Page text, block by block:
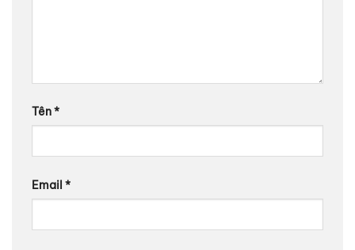
Tên*
Email *